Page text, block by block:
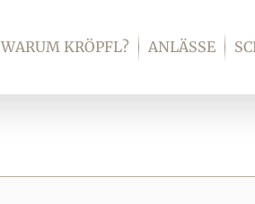
WARUM KRÖPFL? ANLÄSSE